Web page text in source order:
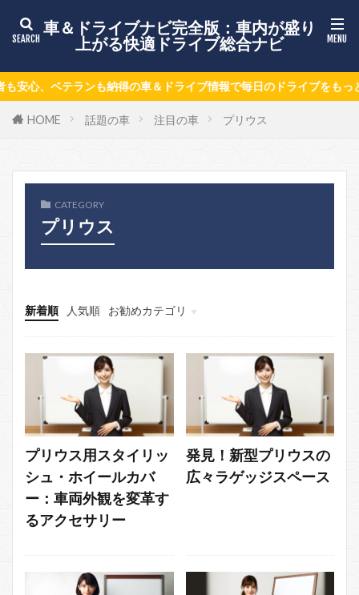
車＆ドライブナビ完全版：車内が盛り
上がる快適ドライブ総合ナビ
テランも納得の車＆ドライブ情報で毎日のドライブをもっと楽し
HOME 話題の車 注目の車 プリウス
CATEGORY
プリウス
新着順 人気順 お勧めカテゴリ
情報募集ページ
keni8-child
プリウス用スタイリッ
シュ・ホイールカバ
ー：車両外観を変革す
るアクセサリー
発見！新型プリウスの
広々ラゲッジスペース